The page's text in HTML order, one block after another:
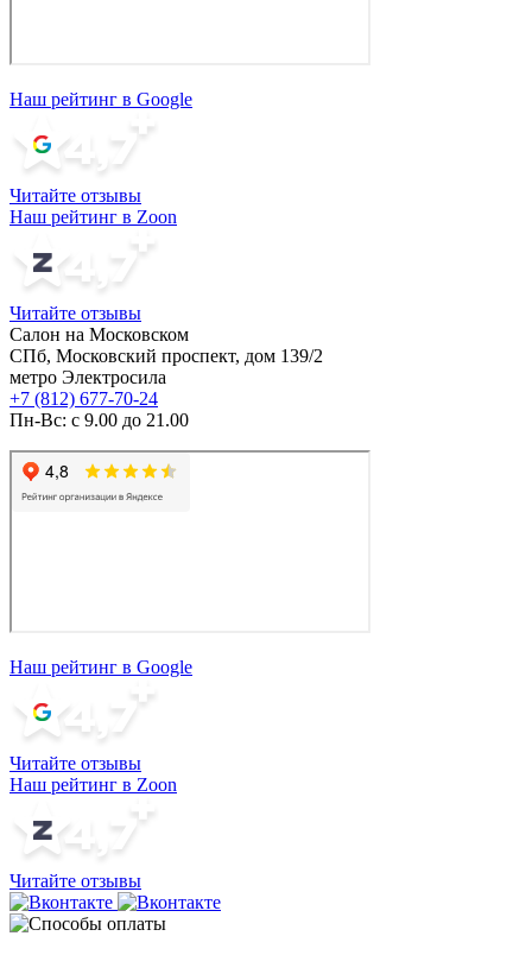
Наш рейтинг в Google
Читайте отзывы
Наш рейтинг в Zoon
Читайте отзывы
Салон на Московском
СПб, Московский проспект, дом 139/2
метро Электросила
+7 (812) 677-70-24
Пн-Вс: с 9.00 до 21.00
Наш рейтинг в Google
Читайте отзывы
Наш рейтинг в Zoon
Читайте отзывы